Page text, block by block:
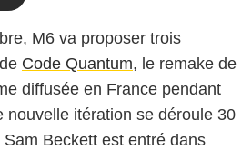
M6 va proposer trois
Code Quantum, le remake de
diffusée en France pendant
nouvelle itération se déroule 30
Beckett est entré dans